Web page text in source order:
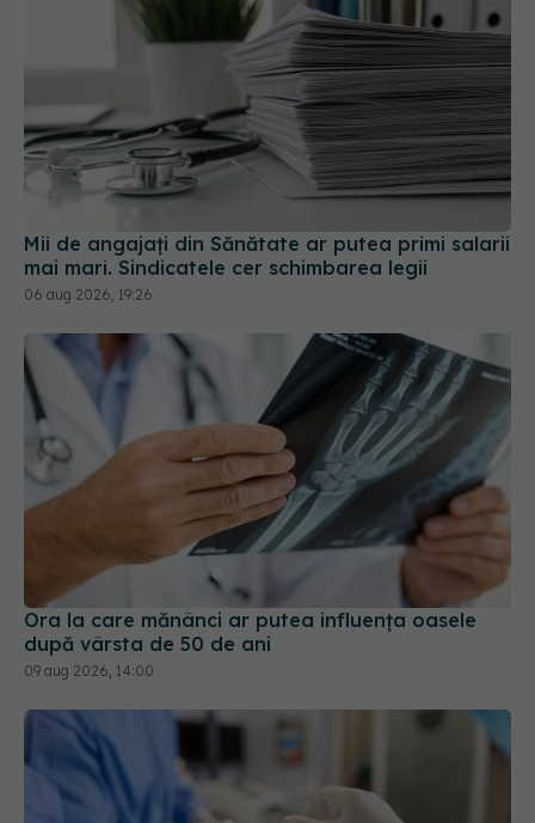
Mii de angajați din Sănătate ar putea primi salarii
mai mari. Sindicatele cer schimbarea legii
06 aug 2026, 19:26
Ora la care mănânci ar putea influența oasele
după vârsta de 50 de ani
09 aug 2026, 14:00